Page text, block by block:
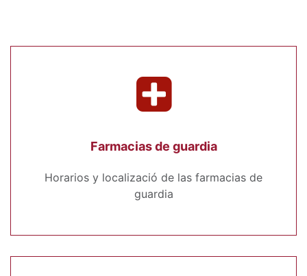
Farmacias de guardia
Horarios y localizació de las farmacias de
guardia